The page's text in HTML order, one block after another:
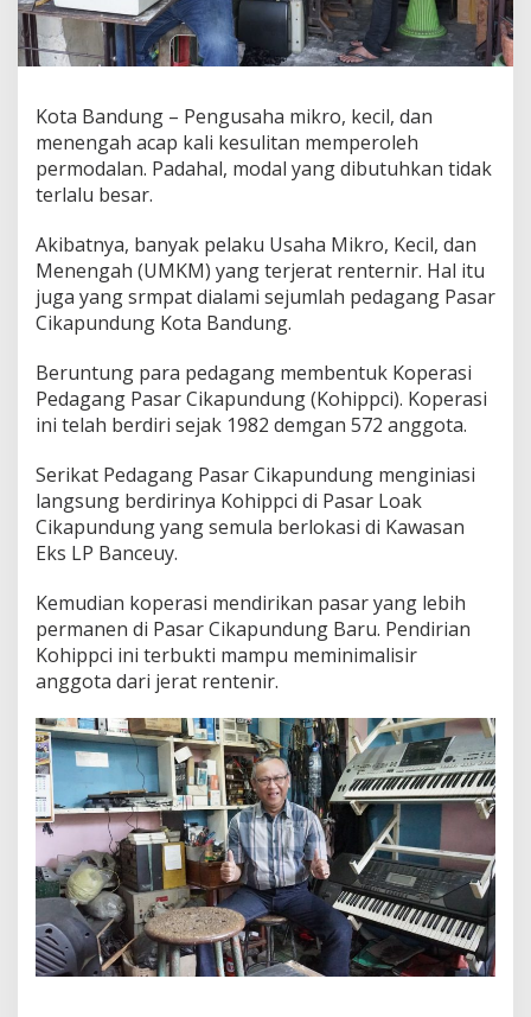
u
E
s
i
t
s
i
P
e
d
g
a
n
g
a
s
a
k
a
p
n
d
u
n
g
Kota Bandung – Pengusaha mikro, kecil, dan
menengah acap kali kesulitan memperoleh
permodalan. Padahal, modal yang dibutuhkan tidak
terlalu besar.
Akibatnya, banyak pelaku Usaha Mikro, Kecil, dan
Menengah (UMKM) yang terjerat renternir. Hal itu
juga yang srmpat dialami sejumlah pedagang Pasar
Cikapundung Kota Bandung.
Beruntung para pedagang membentuk Koperasi
Pedagang Pasar Cikapundung (Kohippci). Koperasi
ini telah berdiri sejak 1982 demgan 572 anggota.
Serikat Pedagang Pasar Cikapundung menginiasi
langsung berdirinya Kohippci di Pasar Loak
Cikapundung yang semula berlokasi di Kawasan
Eks LP Banceuy.
Kemudian koperasi mendirikan pasar yang lebih
permanen di Pasar Cikapundung Baru. Pendirian
Kohippci ini terbukti mampu meminimalisir
anggota dari jerat rentenir.